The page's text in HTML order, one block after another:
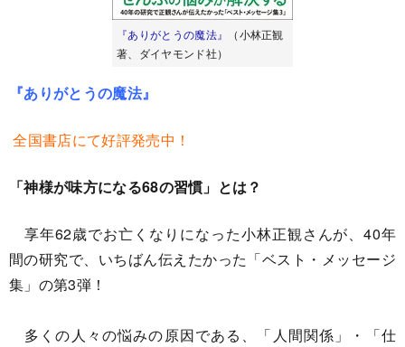
『ありがとうの魔法』
（小林正観
著、ダイヤモンド社）
『ありがとうの魔法』
全国書店にて好評発売中！
「神様が味方になる68の習慣」とは？
享年62歳でお亡くなりになった小林正観さんが、40年
間の研究で、いちばん伝えたかった「ベスト・メッセージ
集」の第3弾！
多くの人々の悩みの原因である、「人間関係」・「仕